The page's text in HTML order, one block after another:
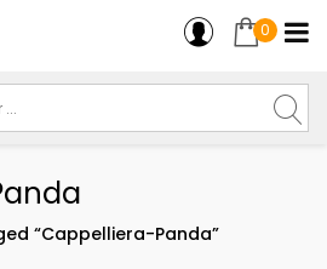
0
“Cappelliera-Panda”